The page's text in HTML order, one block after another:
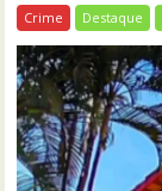
Crime Destaque